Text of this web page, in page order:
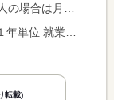
間額を表示しています。
転載)